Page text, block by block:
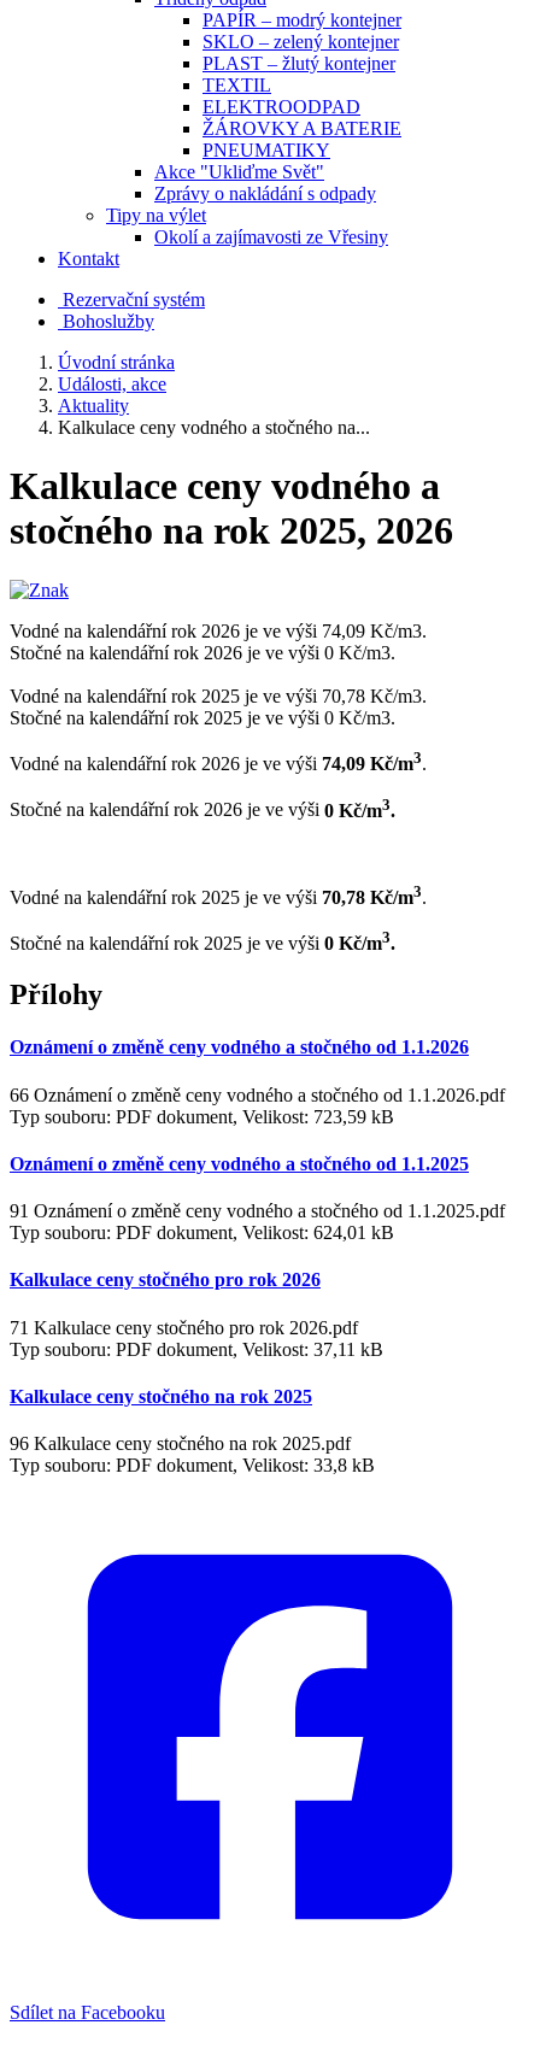
PAPÍR – modrý kontejner
SKLO – zelený kontejner
PLAST – žlutý kontejner
TEXTIL
ELEKTROODPAD
ŽÁROVKY A BATERIE
PNEUMATIKY
Akce "Ukliďme Svět"
Zprávy o nakládání s odpady
Tipy na výlet
Okolí a zajímavosti ze Vřesiny
Kontakt
Rezervační systém
Bohoslužby
Úvodní stránka
Události, akce
Aktuality
Kalkulace ceny vodného a stočného na...
Kalkulace ceny vodného a
stočného na rok 2025, 2026
Vodné na kalendářní rok 2026 je ve výši 74,09 Kč/m3.
Stočné na kalendářní rok 2026 je ve výši 0 Kč/m3.
Vodné na kalendářní rok 2025 je ve výši 70,78 Kč/m3.
Stočné na kalendářní rok 2025 je ve výši 0 Kč/m3.
Vodné na kalendářní rok 2026 je ve výši 74,09 Kč/m3.
Stočné na kalendářní rok 2026 je ve výši 0 Kč/m3.
Vodné na kalendářní rok 2025 je ve výši 70,78 Kč/m3.
Stočné na kalendářní rok 2025 je ve výši 0 Kč/m3.
Přílohy
Oznámení o změně ceny vodného a stočného od 1.1.2026
66 Oznámení o změně ceny vodného a stočného od 1.1.2026.pdf
Typ souboru: PDF dokument, Velikost: 723,59 kB
Oznámení o změně ceny vodného a stočného od 1.1.2025
91 Oznámení o změně ceny vodného a stočného od 1.1.2025.pdf
Typ souboru: PDF dokument, Velikost: 624,01 kB
Kalkulace ceny stočného pro rok 2026
71 Kalkulace ceny stočného pro rok 2026.pdf
Typ souboru: PDF dokument, Velikost: 37,11 kB
Kalkulace ceny stočného na rok 2025
96 Kalkulace ceny stočného na rok 2025.pdf
Typ souboru: PDF dokument, Velikost: 33,8 kB
Sdílet na Facebooku